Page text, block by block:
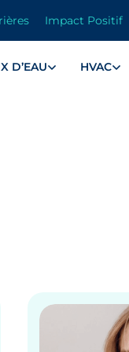
D’EAU HVAC
Impact Positif